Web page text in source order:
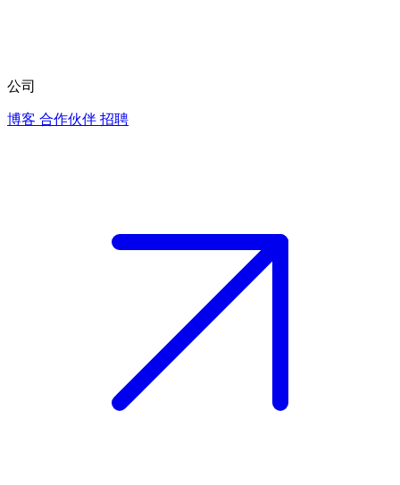
公司
博客 合作伙伴 招聘